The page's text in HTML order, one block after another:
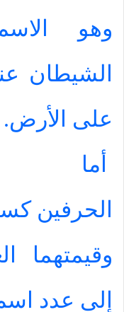
وهو
الشيطان
على الأرض.
أما
الحرفين
إلى عدد